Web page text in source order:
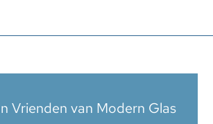
Vrienden van Modern Glas